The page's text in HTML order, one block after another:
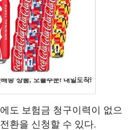
도 보험금 청구이력이 없으
환을 신청할 수 있다.